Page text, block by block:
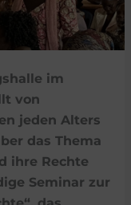
im
von
jeden Alters
das Thema
ihre Rechte
Seminar zur